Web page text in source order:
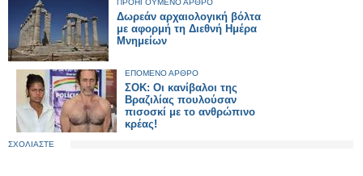
ΠΡΟΗΓΟΥΜΕΝΟ ΑΡΘΡΟ
Δωρεάν αρχαιολογική βόλτα
με αφορμή τη Διεθνή Ημέρα
Μνημείων
ΕΠΟΜΕΝΟ ΑΡΘΡΟ
ΣΟΚ: Οι κανίβαλοι της
Βραζιλίας πουλούσαν
πισοσκί με το ανθρώπινο
κρέας!
ΣΧΟΛΙΑΣΤΕ